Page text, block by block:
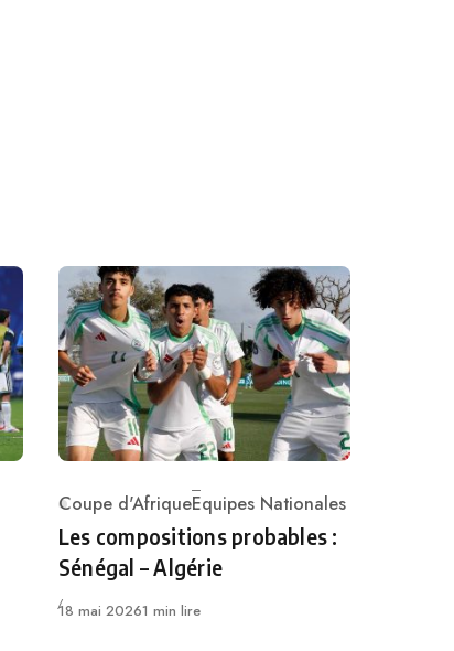
Category
Coupe d'AfriqueEquipes Nationales
Les compositions probables :
Sénégal – Algérie
Publié
18 mai 20261 min lire